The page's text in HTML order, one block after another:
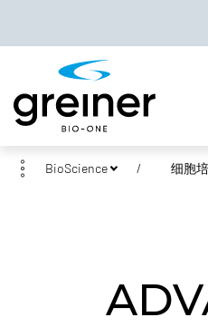
BioScience 细胞